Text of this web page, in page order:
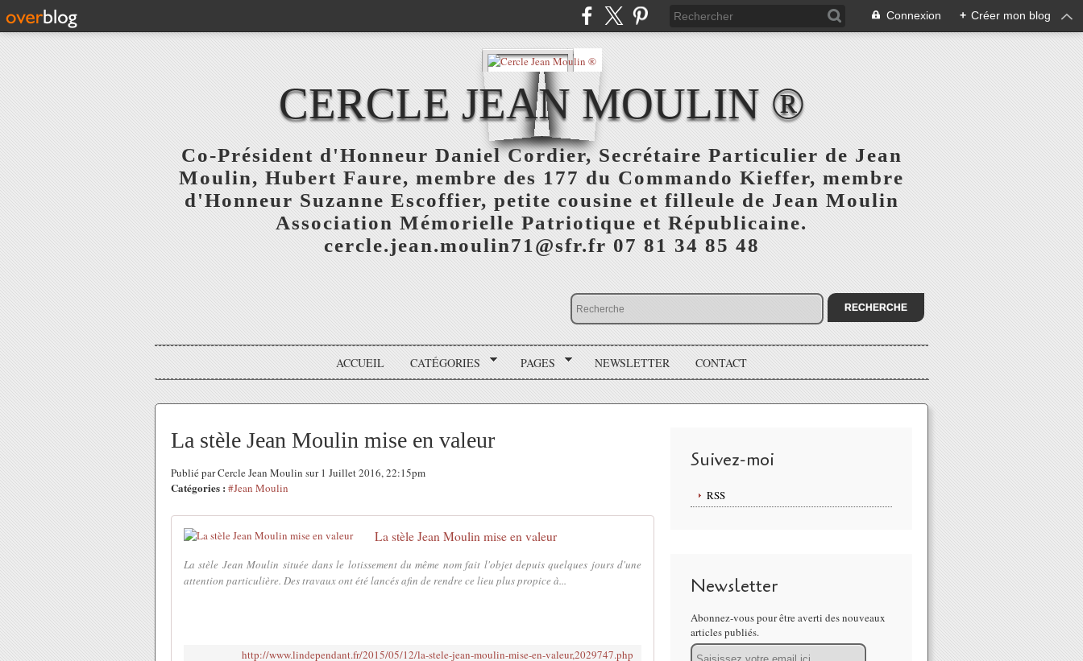
Connexion + Créer mon blog
CERCLE JEAN MOULIN ®
Co-Président d'Honneur Daniel Cordier, Secrétaire Particulier de Jean
Moulin, Hubert Faure, membre des 177 du Commando Kieffer, membre
d'Honneur Suzanne Escoffier, petite cousine et filleule de Jean Moulin
Association Mémorielle Patriotique et Républicaine.
cercle.jean.moulin71@sfr.fr 07 81 34 85 48
ACCUEIL CATÉGORIES PAGES NEWSLETTER CONTACT
La stèle Jean Moulin mise en valeur
Publié par Cercle Jean Moulin sur 1 Juillet 2016, 22:15pm
Catégories : #Jean Moulin
La stèle Jean Moulin mise en valeur
La stèle Jean Moulin située dans le lotissement du même nom fait l'objet depuis quelques jours d'une
attention particulière. Des travaux ont été lancés afin de rendre ce lieu plus propice à...
http://www.lindependant.fr/2015/05/12/la-stele-jean-moulin-mise-en-valeur,2029747.php
Suivez-moi
RSS
Newsletter
Abonnez-vous pour être averti des nouveaux
articles publiés.
Email